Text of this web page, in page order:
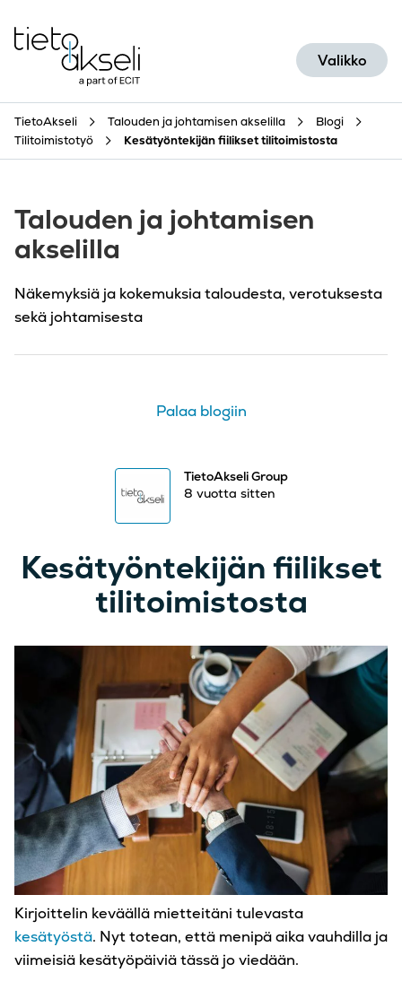
Valikko
TietoAkseli Talouden ja johtamisen akselilla
Blogi
Tilitoimistotyö
Kesätyöntekijän fiilikset tilitoimistosta
Talouden ja johtamisen
akselilla
Näkemyksiä ja kokemuksia taloudesta, verotuksesta
sekä johtamisesta
Palaa blogiin
TietoAkseli Group
8 vuotta sitten
Kesätyöntekijän fiilikset
tilitoimistosta
Kirjoittelin keväällä mietteitäni tulevasta
kesätyöstä. Nyt totean, että menipä aika vauhdilla ja
viimeisiä kesätyöpäiviä tässä jo viedään.